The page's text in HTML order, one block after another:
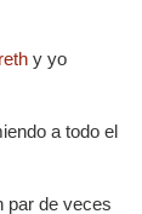
Ireth y yo
a todo el
par de veces